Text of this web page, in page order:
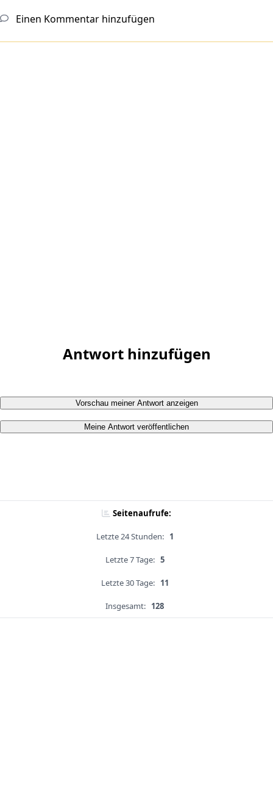
Einen Kommentar hinzufügen
Antwort hinzufügen
Vorschau meiner Antwort anzeigen
Meine Antwort veröffentlichen
Seitenaufrufe:
Letzte 24 Stunden: 1
Letzte 7 Tage: 5
Letzte 30 Tage: 11
Insgesamt: 128